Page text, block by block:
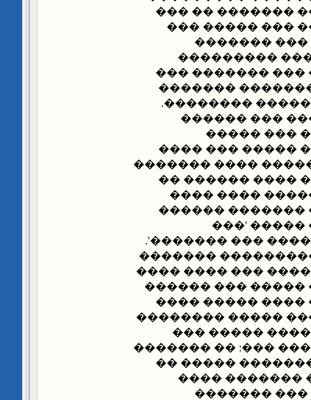
�� ������
������� �����
������
������..
������ ����� ��
���� ���� ����
�������
���� ������
�����
����������
���� ���� ���
��������
��� �������
���� �����
��� ���
�����������
����� �����
��������
�� ���� �������
������� ��� ���
��� ���������
���� ���� ����..
������ �� ���
�� ���� �����
�����